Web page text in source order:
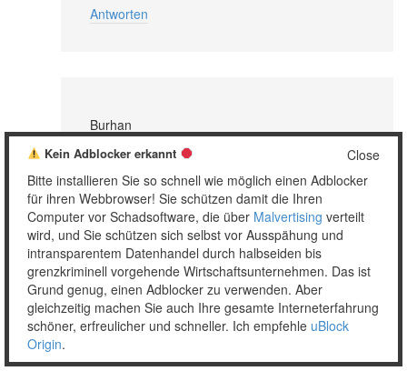
Antworten
Burhan
17. Mai 2013 at 2:30
Ich hoffe, dass einmal an die 100% aller Nutzer
einen Werbeblocker nutzen. Was machen die
Homepagebastler dann, wenn niemand mehr
ihre Seiten sieht, weil sie ausgesperrt werden?
Für wen schreiben die dann ihren
„Qualitätsjounalismus“?
Leute installiert Werbeblocker!
Antworten
Close
Kein Adblocker erkannt
Bitte installieren Sie so schnell wie möglich einen Adblocker
für ihren Webbrowser! Sie schützen damit die Ihren
Computer vor Schadsoftware, die über Malvertising verteilt
wird, und Sie schützen sich selbst vor Ausspähung und
intransparentem Datenhandel durch halbseiden bis
grenzkriminell vorgehende Wirtschaftsunternehmen. Das ist
Grund genug, einen Adblocker zu verwenden. Aber
gleichzeitig machen Sie auch Ihre gesamte Interneterfahrung
schöner, erfreulicher und schneller. Ich empfehle uBlock
Origin.